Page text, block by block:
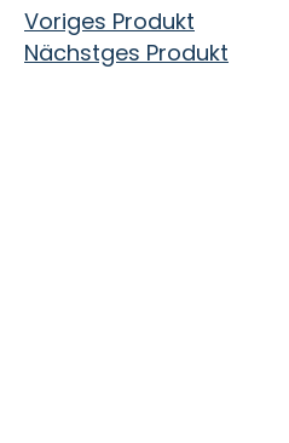
Beitragsnavigation
Voriges Produkt
Nächstges Produkt